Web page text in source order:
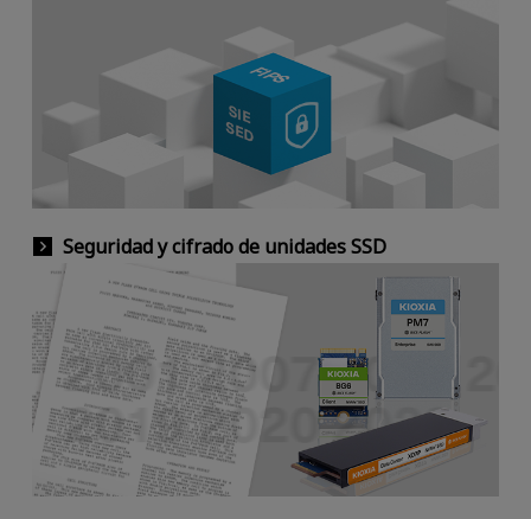
Seguridad y cifrado de unidades SSD